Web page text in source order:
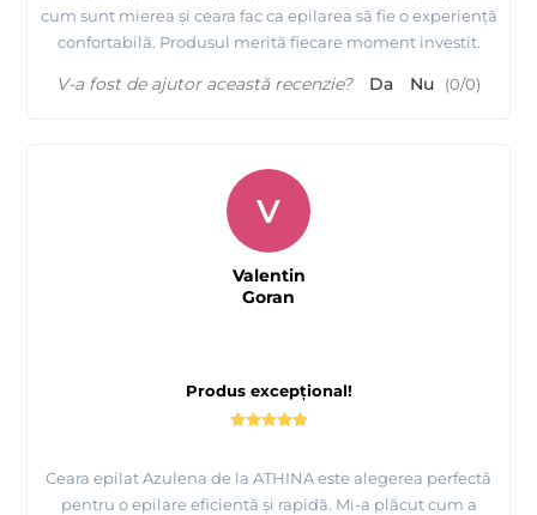
cum sunt mierea și ceara fac ca epilarea să fie o experiență
confortabilă. Produsul merită fiecare moment investit.
V-a fost de ajutor această recenzie? Da Nu (0/0)
Produs excepțional!
Ceara epilat Azulena de la ATHINA este alegerea perfectă
pentru o epilare eficientă și rapidă. Mi-a plăcut cum a
V
Valentin
Goran